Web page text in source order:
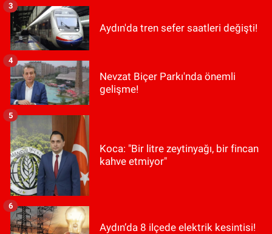
Aydın'da tren sefer saatleri değişti!
3
Nevzat Biçer Parkı'nda önemli
gelişme!
4
Koca: "Bir litre zeytinyağı, bir fincan
kahve etmiyor"
5
Aydın’da 8 ilçede elektrik kesintisi!
6